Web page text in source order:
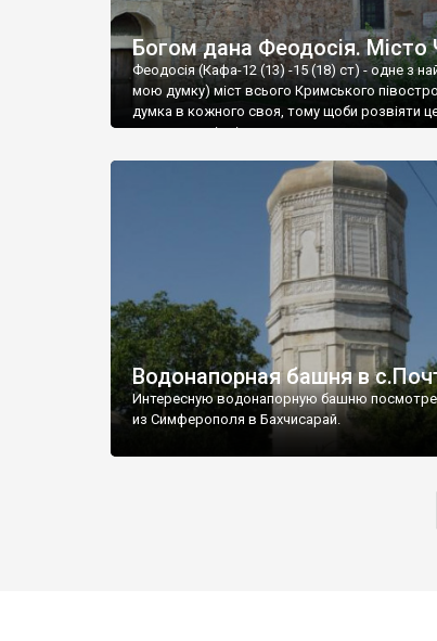
Богом дана Феодосія. Місто
Феодосія (Кафа-12 (13) -15 (18) ст) - одне з
мою думку) міст всього Кримського
думка в кожного своя, тому щоби розвіяти
запрошую відвідати це
Водонапорная башня в
Интересную водонапорную башню
из Симферополя в Бахчисарай.